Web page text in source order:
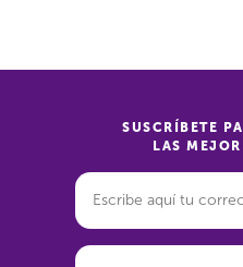
SUSCRÍBETE
LAS